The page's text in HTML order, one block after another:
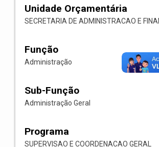
Unidade Orçamentária
SECRETARIA DE ADMINISTRACAO E
Função
Administração
Sub-Função
Administração Geral
Programa
SUPERVISAO E COORDENACAO GERAL